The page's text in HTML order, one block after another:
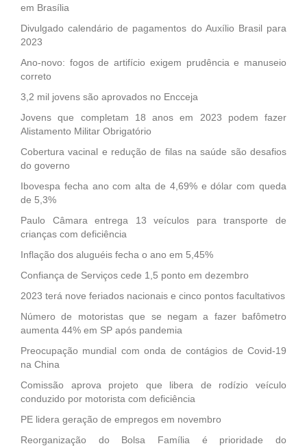
em Brasília
Divulgado calendário de pagamentos do Auxílio Brasil para
2023
Ano-novo: fogos de artifício exigem prudência e manuseio
correto
3,2 mil jovens são aprovados no Encceja
Jovens que completam 18 anos em 2023 podem fazer
Alistamento Militar Obrigatório
Cobertura vacinal e redução de filas na saúde são desafios
do governo
Ibovespa fecha ano com alta de 4,69% e dólar com queda
de 5,3%
Paulo Câmara entrega 13 veículos para transporte de
crianças com deficiência
Inflação dos aluguéis fecha o ano em 5,45%
Confiança de Serviços cede 1,5 ponto em dezembro
2023 terá nove feriados nacionais e cinco pontos facultativos
Número de motoristas que se negam a fazer bafômetro
aumenta 44% em SP após pandemia
Preocupação mundial com onda de contágios de Covid-19
na China
Comissão aprova projeto que libera de rodízio veículo
conduzido por motorista com deficiência
PE lidera geração de empregos em novembro
Reorganização do Bolsa Família é prioridade do